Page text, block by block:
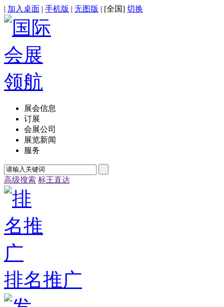
| 加入桌面 | 手机版 | 无图版 | [全国] 切换
展会信息
订展
会展公司
展览新闻
服务
高级搜索 标王直达
排名推广